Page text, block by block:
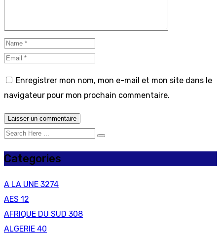
Enregistrer mon nom, mon e-mail et mon site dans le
navigateur pour mon prochain commentaire.
Categories
A LA UNE 3274
AES 12
AFRIQUE DU SUD 308
ALGERIE 40